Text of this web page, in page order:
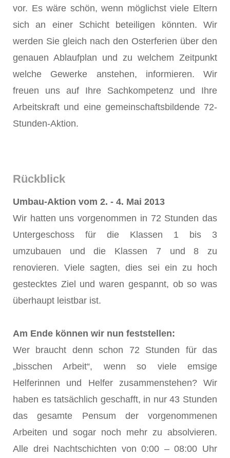
vor. Es wäre schön, wenn möglichst viele Eltern
sich an einer Schicht beteiligen könnten. Wir
werden Sie gleich nach den Osterferien über den
genauen Ablaufplan und zu welchem Zeitpunkt
welche Gewerke anstehen, informieren. Wir
freuen uns auf Ihre Sachkompetenz und Ihre
Arbeitskraft und eine gemeinschaftsbildende 72-
Stunden-Aktion.
Rückblick
Umbau-Aktion vom 2. - 4. Mai 2013
Wir hatten uns vorgenommen in 72 Stunden das
Untergeschoss für die Klassen 1 bis 3
umzubauen und die Klassen 7 und 8 zu
renovieren. Viele sagten, dies sei ein zu hoch
gestecktes Ziel und waren gespannt, ob so was
überhaupt leistbar ist.
Am Ende können wir nun feststellen:
Wer braucht denn schon 72 Stunden für das
„bisschen Arbeit“, wenn so viele emsige
Helferinnen und Helfer zusammenstehen? Wir
haben es tatsächlich geschafft, in nur 43 Stunden
das gesamte Pensum der vorgenommenen
Arbeiten und sogar noch mehr zu absolvieren.
Alle drei Nachtschichten von 0:00 – 08:00 Uhr